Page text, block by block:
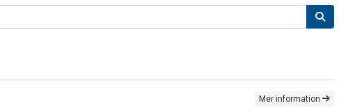
Mer information